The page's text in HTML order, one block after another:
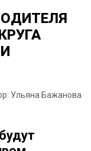
Ульяна Бажанова